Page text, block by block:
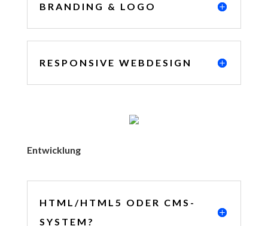
BRANDING & LOGO
RESPONSIVE WEBDESIGN
Entwicklung
HTML/HTML5 ODER CMS-
SYSTEM?